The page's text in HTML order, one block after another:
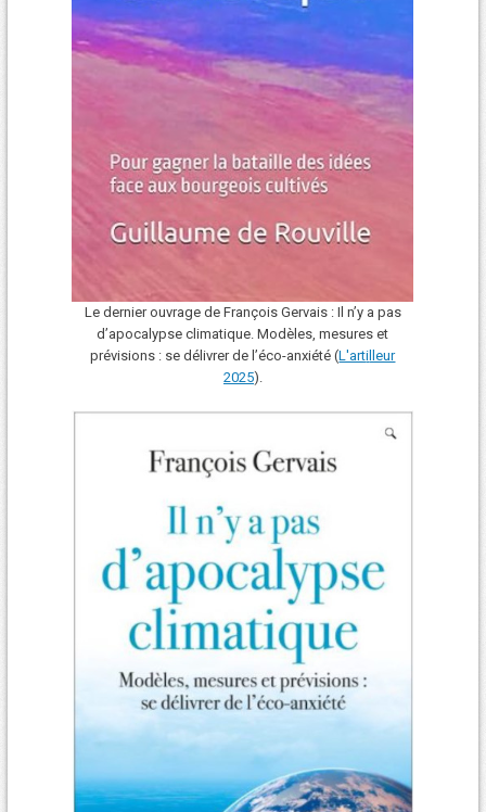
Le dernier ouvrage de François Gervais : Il n’y a pas
d’apocalypse climatique. Modèles, mesures et
prévisions : se délivrer de l’éco-anxiété (L'arti lleur
2025).